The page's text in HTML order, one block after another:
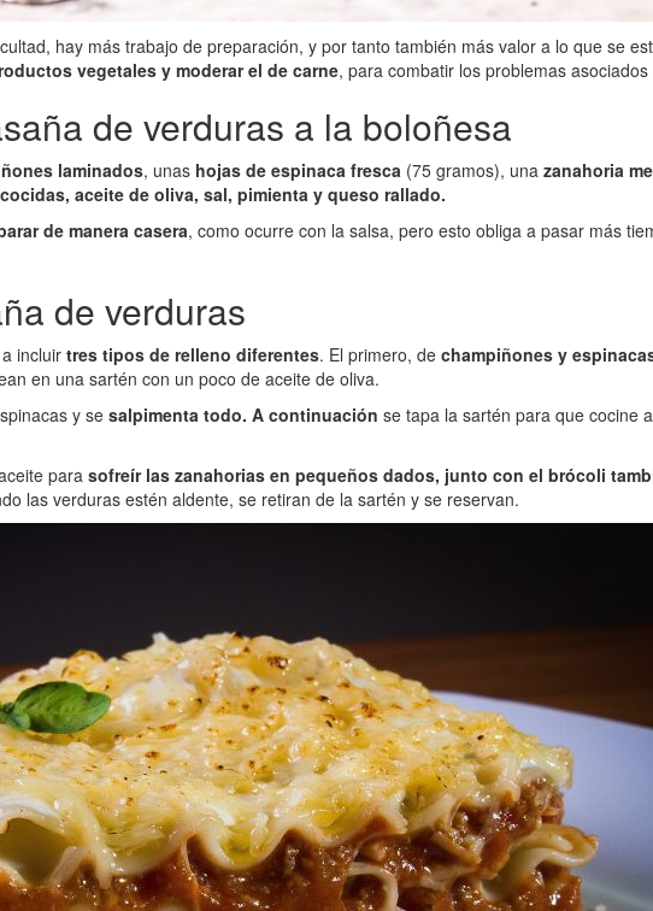
hay más trabajo de preparación, y por tanto también más valor a lo que se
vegetales y moderar el de carne, para combatir los problemas
de verduras a la boloñesa
laminados, unas hojas de espinaca fresca (75 gramos), una zanahoria
aceite de oliva, sal, pimienta y queso rallado.
de manera casera, como ocurre con la salsa, pero esto obliga a pasar más
de verduras
incluir tres tipos de relleno diferentes. El primero, de champiñones y
en una sartén con un poco de aceite de oliva.
y se salpimenta todo. A continuación se tapa la sartén para que cocine
para sofreír las zanahorias en pequeños dados, junto con el brócoli
las verduras estén aldente, se retiran de la sartén y se reservan.